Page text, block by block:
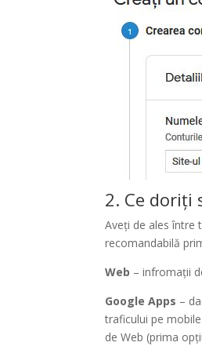
2. Ce doriți
Aveți de ales între
recomandabilă
Web – infromații
Google Apps –
traficului pe
de Web (prima